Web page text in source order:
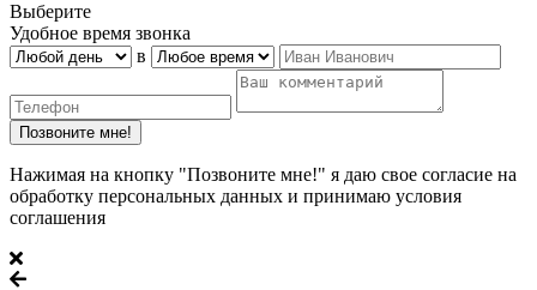
Выберите
Удобное время звонка
в
Нажимая на кнопку "Позвоните мне!" я даю свое согласие на
обработку персональных данных и принимаю условия
соглашения